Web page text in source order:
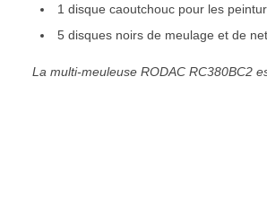
1 disque caoutchouc pour les
5 disques noirs de meulage et de
La multi-meuleuse RODAC RC380BC2